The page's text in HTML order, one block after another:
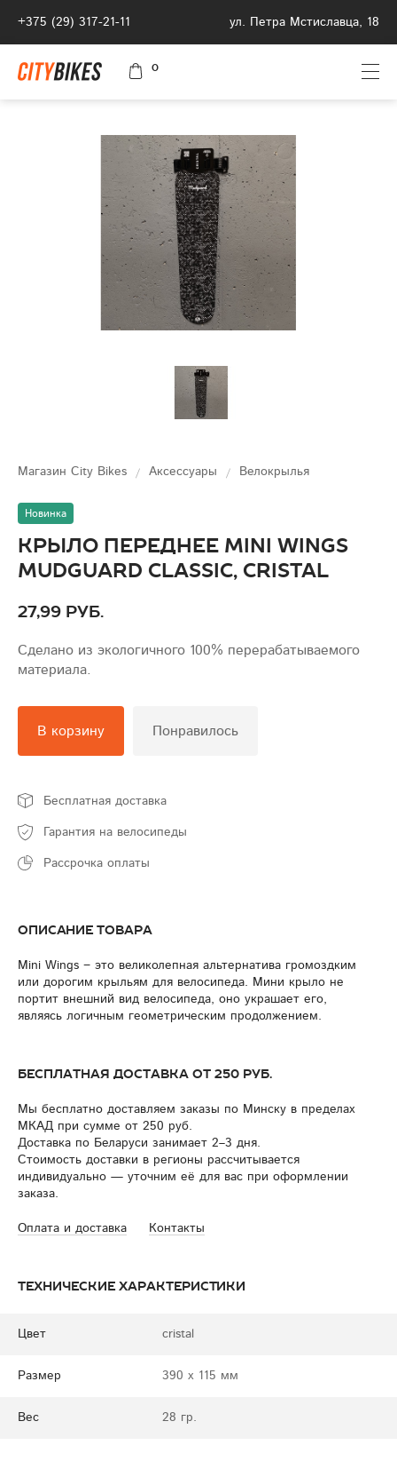
+375 (29) 317-21-11 ул. Петра Мстиславца, 18
0
Магазин City Bikes Аксессуары Велокрылья
Новинка
Крыло переднее Mini Wings
Mudguard Classic, Cristal
27,99 руб.
Сделано из экологичного 100% перерабатываемого
материала.
В корзину Понравилось
Бесплатная доставка
Гарантия на велосипеды
Рассрочка оплаты
Описание товара
Mini Wings − это великолепная альтернатива громоздким
или дорогим крыльям для велосипеда. Мини крыло не
портит внешний вид велосипеда, оно украшает его,
являясь логичным геометрическим продолжением.
Бесплатная доставка от 250 руб.
Мы бесплатно доставляем заказы по Минску в пределах
МКАД при сумме от 250 руб.
Доставка по Беларуси занимает 2–3 дня.
Стоимость доставки в регионы рассчитывается
индивидуально — уточним её для вас при оформлении
заказа.
Оплата и доставка Контакты
Технические характеристики
Цвет cristal
Размер 390 x 115 мм
Вес 28 гр.